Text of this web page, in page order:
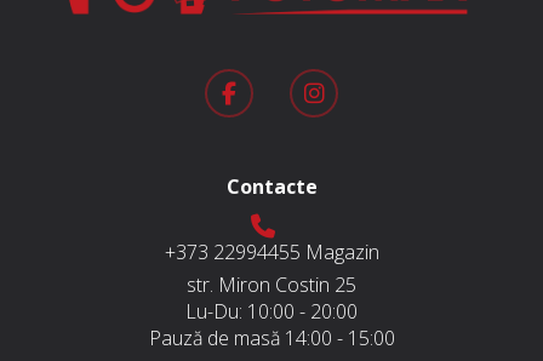
Contacte
+373 22994455 Magazin
str. Miron Costin 25
Lu-Du: 10:00 - 20:00
Pauză de masă 14:00 - 15:00